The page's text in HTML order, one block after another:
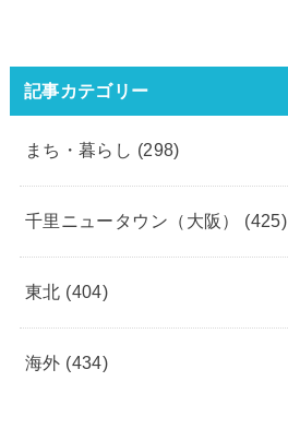
記事カテゴリー
まち・暮らし (298)
千里ニュータウン（大阪） (425)
東北 (404)
海外 (434)